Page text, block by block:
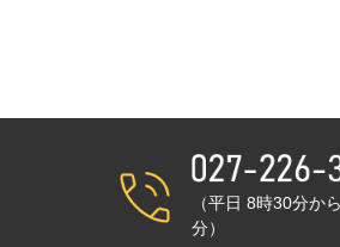
（平日 8時30分か
分）